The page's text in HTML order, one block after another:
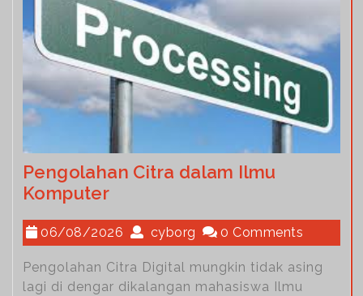
Pengolahan Citra dalam Ilmu
Komputer
06/08/2026 cyborg 0 Comments
Pengolahan Citra Digital mungkin tidak asing
lagi di dengar dikalangan mahasiswa Ilmu